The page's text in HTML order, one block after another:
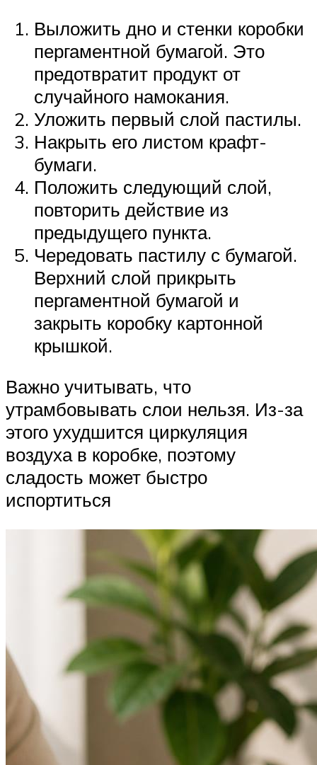
Выложить дно и стенки коробки
пергаментной бумагой. Это
предотвратит продукт от
случайного намокания.
Уложить первый слой пастилы.
Накрыть его листом крафт-
бумаги.
Положить следующий слой,
повторить действие из
предыдущего пункта.
Чередовать пастилу с бумагой.
Верхний слой прикрыть
пергаментной бумагой и
закрыть коробку картонной
крышкой.
Важно учитывать, что
утрамбовывать слои нельзя. Из-за
этого ухудшится циркуляция
воздуха в коробке, поэтому
сладость может быстро
испортиться